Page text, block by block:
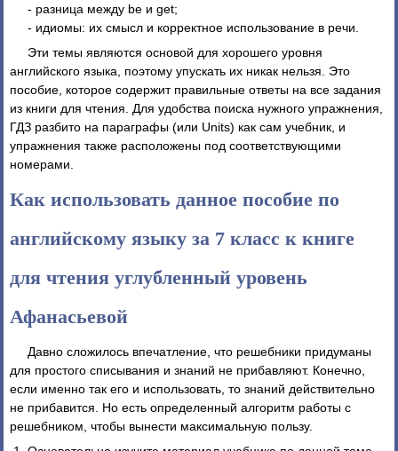
- разница между be и get;
- идиомы: их смысл и корректное использование в речи.
Эти темы являются основой для хорошего уровня
английского языка, поэтому упускать их никак нельзя. Это
пособие, которое содержит правильные ответы на все задания
из книги для чтения. Для удобства поиска нужного упражнения,
ГДЗ разбито на параграфы (или Units) как сам учебник, и
упражнения также расположены под соответствующими
номерами.
Как использовать данное пособие по
английскому языку за 7 класс к книге
для чтения углубленный уровень
Афанасьевой
Давно сложилось впечатление, что решебники придуманы
для простого списывания и знаний не прибавляют. Конечно,
если именно так его и использовать, то знаний действительно
не прибавится. Но есть определенный алгоритм работы с
решебником, чтобы вынести максимальную пользу.